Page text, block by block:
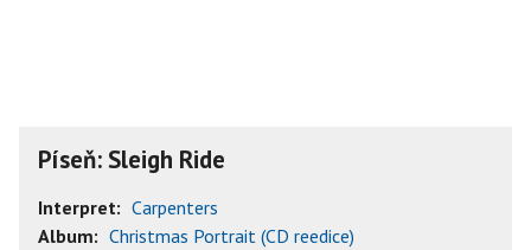
Píseň: Sleigh Ride
Interpret: Carpenters
Album: Christmas Portrait (CD reedice)